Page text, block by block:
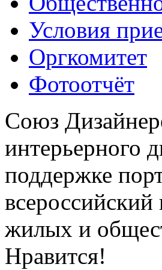
Условия
Оргкомитет
Фотоотчёт
Союз
интерьерного
поддержке
всероссийский
жилых и
Нравится!